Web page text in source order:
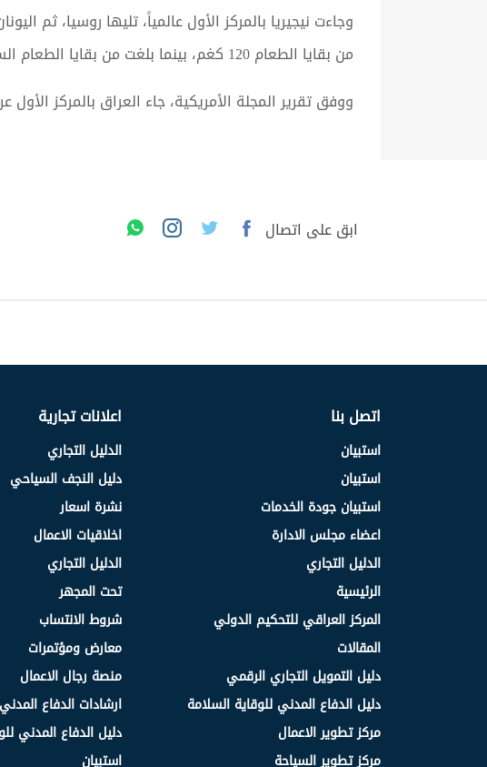
من بقايا الطعام 120 كغم، بينما بلغت من بقايا الطعام السنوية 4.7 ملايين طن، فيما تذيلت القائمة سلوفينيا ورومانيا بأقل الدول التي تهدر الطعام.
ووفق تقرير المجلة الأمريكية، جاء العراق بالمركز الأول
ابق على اتصال
اتصل بنا
استبيان
استبيان
استبيان جودة الخدمات
اعضاء مجلس الادارة
الدليل التجاري
الرئيسية
المركز العراقي للتحكيم الدولي
المقالات
دليل التمويل التجاري الرقمي
دليل الدفاع المدني للوقاية السلامة
مركز تطوير الاعمال
مركز تطوير السياحة
اعلانات تجارية
الدليل التجاري
دليل النجف السياحي
نشرة اسعار
اخلاقيات الاعمال
الدليل التجاري
تحت المجهر
شروط الانتساب
معارض ومؤتمرات
منصة رجال الاعمال
ارشادات الدفاع المدني
دليل الدفاع المدني
استبيان